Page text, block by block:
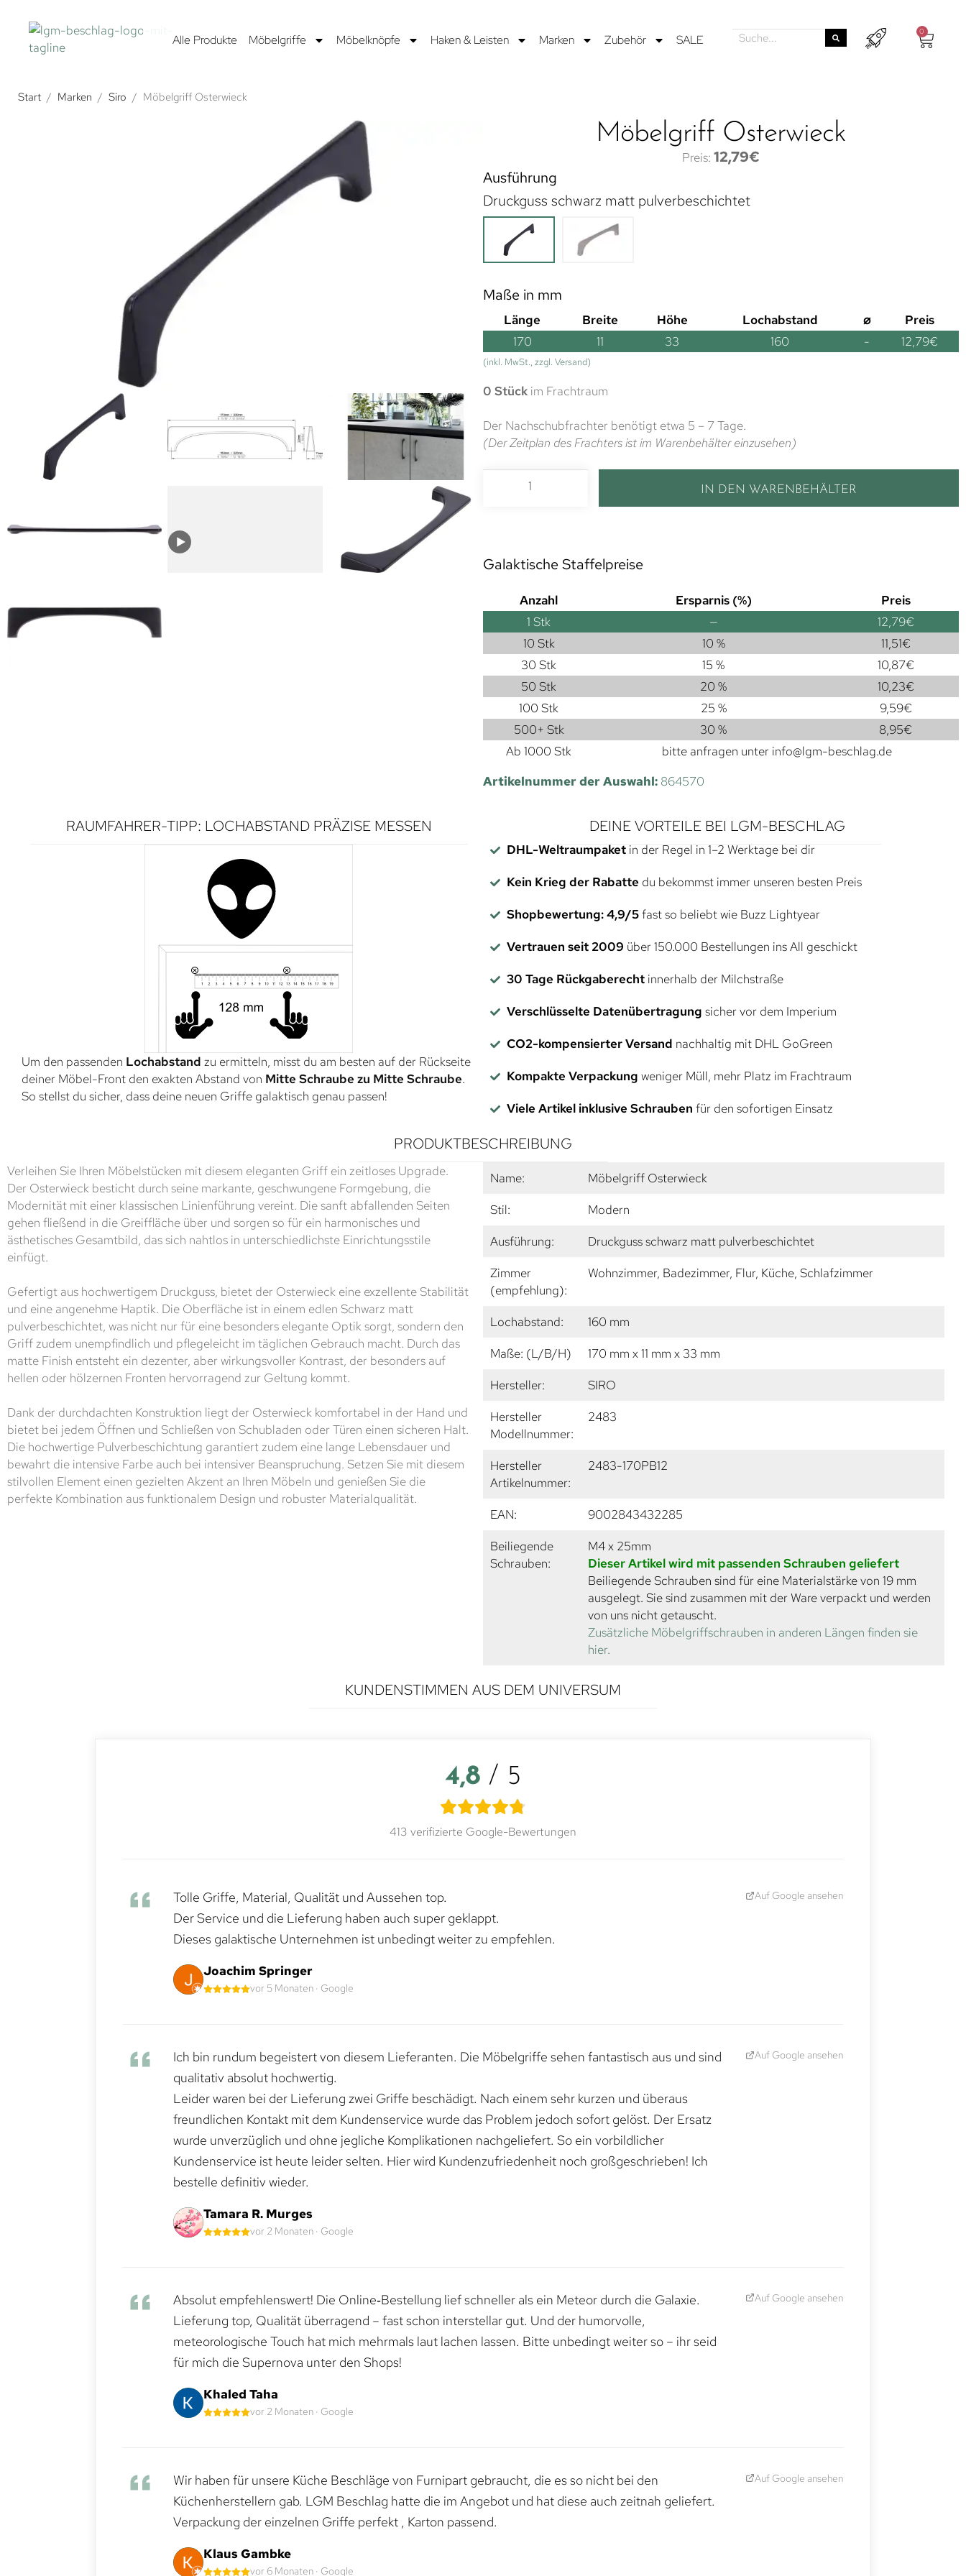
Alle Produkte Möbelgriffe Möbelknöpfe Haken & Leisten Marken Zubehör SALE
0
Start / Marken / Siro / Möbelgriff Osterwieck
Möbelgriff Osterwieck
12,79€
Ausführung
Druckguss schwarz matt pulverbeschichtet
Maße in mm
Länge Breite Höhe Lochabstand ⌀
Preis
170
11 33 160 - 12,79€
(inkl. MwSt., zzgl. Versand)
0 Stück im Frachtraum
Der Nachschubfrachter benötigt etwa 5 – 7 Tage.
(Der Zeitplan des Frachters ist im Warenbehälter einzusehen)
IN DEN WARENBEHÄLTER
Galaktische Staffelpreise
Anzahl Ersparnis (%)
Preis
1 Stk — 12,79€
10 Stk
10 % 11,51€
30 Stk
15 % 10,87€
50 Stk
20 % 10,23€
100 Stk
25 % 9,59€
500+ Stk
30 % 8,95€
Ab 1000 Stk
bitte anfragen unter info@lgm-beschlag.de
Artikelnummer der Auswahl: 864570
RAUMFAHRER-TIPP: LOCHABSTAND PRÄZISE MESSEN
Um den passenden Lochabstand zu ermitteln, misst du am besten auf der Rückseite
deiner Möbel-Front den exakten Abstand von Mitte Schraube zu Mitte Schraube.
So stellst du sicher, dass deine neuen Griffe galaktisch genau passen!
DEINE VORTEILE BEI LGM-BESCHLAG
DHL-Weltraumpaketin der Regel in 1–2 Werktage bei dir
Kein Krieg der Rabatte du bekommst immer unseren besten Preis
Shopbewertung: 4,9/5fast so beliebt wie Buzz Lightyear
Vertrauen seit 2009 über 150.000 Bestellungen ins All geschickt
30 Tage Rückgaberechtinnerhalb der Milchstraße
Verschlüsselte Datenübertragung sicher vor dem Imperium
CO2-kompensierter Versand nachhaltig mit DHL GoGreen
Kompakte Verpackung weniger Müll, mehr Platz im Frachtraum
Viele Artikel inklusive Schrauben für den sofortigen Einsatz
PRODUKTBESCHREIBUNG
Verleihen Sie Ihren Möbelstücken mit diesem eleganten Griff ein zeitloses Upgrade.
Der Osterwieck besticht durch seine markante, geschwungene Formgebung, die
Modernität mit einer klassischen Linienführung vereint. Die sanft abfallenden Seiten
gehen fließend in die Greiffläche über und sorgen so für ein harmonisches und
ästhetisches Gesamtbild, das sich nahtlos in unterschiedlichste Einrichtungsstile
einfügt.
Gefertigt aus hochwertigem Druckguss, bietet der Osterwieck eine exzellente Stabilität
und eine angenehme Haptik. Die Oberfläche ist in einem edlen Schwarz matt
pulverbeschichtet, was nicht nur für eine besonders elegante Optik sorgt, sondern den
Griff zudem unempfindlich und pflegeleicht im täglichen Gebrauch macht. Durch das
matte Finish entsteht ein dezenter, aber wirkungsvoller Kontrast, der besonders auf
hellen oder hölzernen Fronten hervorragend zur Geltung kommt.
Dank der durchdachten Konstruktion liegt der Osterwieck komfortabel in der Hand und
bietet bei jedem Öffnen und Schließen von Schubladen oder Türen einen sicheren Halt.
Die hochwertige Pulverbeschichtung garantiert zudem eine lange Lebensdauer und
bewahrt die intensive Farbe auch bei intensiver Beanspruchung. Setzen Sie mit diesem
stilvollen Element einen gezielten Akzent an Ihren Möbeln und genießen Sie die
perfekte Kombination aus funktionalem Design und robuster Materialqualität.
Name:
Möbelgriff Osterwieck
Stil:
Modern
Ausführung:
Druckguss schwarz matt pulverbeschichtet
Zimmer
(empfehlung):
Wohnzimmer, Badezimmer, Flur, Küche, Schlafzimmer
Lochabstand:
160 mm
Maße: (L/B/H)
170 mm x 11 mm x 33 mm
Hersteller:
SIRO
Hersteller
Modellnummer:
2483
Hersteller
Artikelnummer:
2483-170PB12
EAN:
9002843432285
Beiliegende
Schrauben:
M4 x 25mm
Dieser Artikel wird mit passenden Schrauben geliefert
Beiliegende Schrauben sind für eine Materialstärke von 19 mm
ausgelegt. Sie sind zusammen mit der Ware verpackt und werden
von uns nicht getauscht.
Zusätzliche Möbelgriffschrauben in anderen Längen finden sie
hier.
KUNDENSTIMMEN AUS DEM UNIVERSUM
4,8 / 5
413 verifizierte Google-Bewertungen
Tolle Griffe, Material, Qualität und Aussehen top.
Der Service und die Lieferung haben auch super geklappt.
Dieses galaktische Unternehmen ist unbedingt weiter zu empfehlen.
Joachim Springer
vor 5 Monaten · Google
Auf Google ansehen
Ich bin rundum begeistert von diesem Lieferanten. Die Möbelgriffe sehen fantastisch aus und sind
qualitativ absolut hochwertig.
Leider waren bei der Lieferung zwei Griffe beschädigt. Nach einem sehr kurzen und überaus
freundlichen Kontakt mit dem Kundenservice wurde das Problem jedoch sofort gelöst. Der Ersatz
wurde unverzüglich und ohne jegliche Komplikationen nachgeliefert. So ein vorbildlicher
Kundenservice ist heute leider selten. Hier wird Kundenzufriedenheit noch großgeschrieben! Ich
bestelle definitiv wieder.
Tamara R. Murges
vor 2 Monaten · Google
Auf Google ansehen
Absolut empfehlenswert! Die Online‑Bestellung lief schneller als ein Meteor durch die Galaxie.
Lieferung top, Qualität überragend – fast schon interstellar gut. Und der humorvolle,
meteorologische Touch hat mich mehrmals laut lachen lassen. Bitte unbedingt weiter so – ihr seid
für mich die Supernova unter den Shops!
Khaled Taha
vor 2 Monaten · Google
Auf Google ansehen
Wir haben für unsere Küche Beschläge von Furnipart gebraucht, die es so nicht bei den
Küchenherstellern gab. LGM Beschlag hatte die im Angebot und hat diese auch zeitnah geliefert.
Verpackung der einzelnen Griffe perfekt , Karton passend.
Klaus Gambke
vor 6 Monaten · Google
Auf Google ansehen